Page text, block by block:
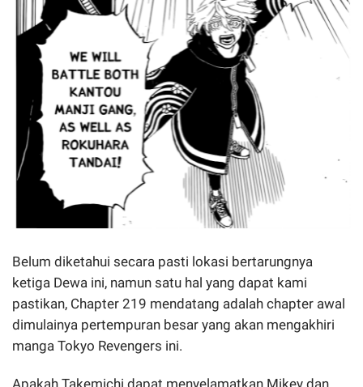
Belum diketahui secara pasti lokasi bertarungnya
ketiga Dewa ini, namun satu hal yang dapat kami
pastikan, Chapter 219 mendatang adalah chapter awal
dimulainya pertempuran besar yang akan mengakhiri
manga Tokyo Revengers ini.